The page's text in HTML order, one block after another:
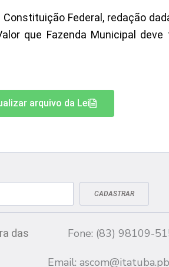
Federal, redação
que Fazenda Municipal
arquivo da Lei
CADASTRAR
das
Fale conosco
Fone: (83) 98109-
Email: